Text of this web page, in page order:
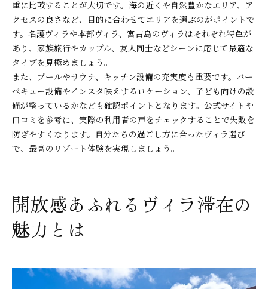
重に比較することが大切です。海の近くや自然豊かなエリア、ア
クセスの良さなど、目的に合わせてエリアを選ぶのがポイントで
す。名護ヴィラや本部ヴィラ、宮古島のヴィラはそれぞれ特色が
あり、家族旅行やカップル、友人同士などシーンに応じて最適な
タイプを見極めましょう。
また、プールやサウナ、キッチン設備の充実度も重要です。バー
ベキュー設備やインスタ映えするロケーション、子ども向けの設
備が整っているかなども確認ポイントとなります。公式サイトや
口コミを参考に、実際の利用者の声をチェックすることで失敗を
防ぎやすくなります。自分たちの過ごし方に合ったヴィラ選び
で、最高のリゾート体験を実現しましょう。
開放感あふれるヴィラ滞在の
魅力とは